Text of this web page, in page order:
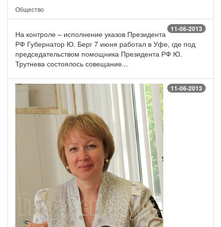
Общество
11-06-2013
На контроле – исполнение указов Президента
РФ Губернатор Ю. Берг 7 июня работал в Уфе, где под
председательством помощника Президента РФ Ю.
Трутнева состоялось совещание...
11-06-2013